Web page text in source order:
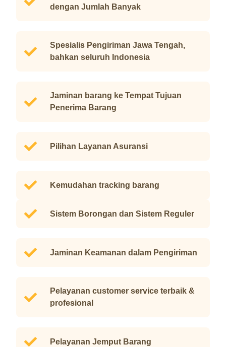
dengan Jumlah Banyak
Spesialis Pengiriman Jawa Tengah,
bahkan seluruh Indonesia
Jaminan barang ke Tempat Tujuan
Penerima Barang
Pilihan Layanan Asuransi
Kemudahan tracking barang
Sistem Borongan dan Sistem Reguler
Jaminan Keamanan dalam Pengiriman
Pelayanan customer service terbaik &
profesional
Pelayanan Jemput Barang